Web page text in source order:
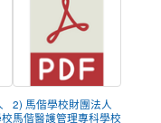
2) 馬偕學校財團法人
馬偕醫護管理專科學校